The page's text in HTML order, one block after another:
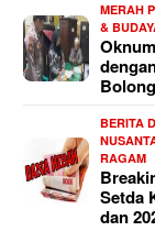
MERAH
&
Bolong
BERITA
RAGAM
Setda
dan